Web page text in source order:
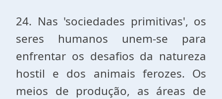
24. Nas 'sociedades primitivas', os
seres humanos unem-se para
enfrentar os desafios da natureza
hostil e dos animais ferozes. Os
meios de produção, as áreas de